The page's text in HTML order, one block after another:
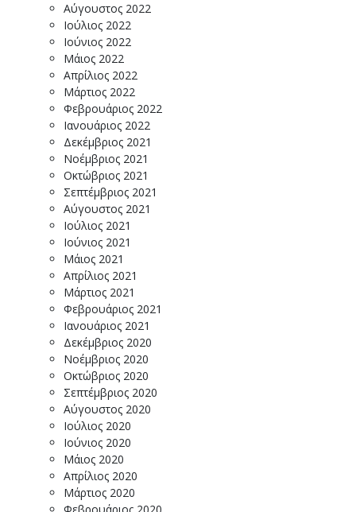
Αύγουστος 2022
Ιούλιος 2022
Ιούνιος 2022
Μάιος 2022
Απρίλιος 2022
Μάρτιος 2022
Φεβρουάριος 2022
Ιανουάριος 2022
Δεκέμβριος 2021
Νοέμβριος 2021
Οκτώβριος 2021
Σεπτέμβριος 2021
Αύγουστος 2021
Ιούλιος 2021
Ιούνιος 2021
Μάιος 2021
Απρίλιος 2021
Μάρτιος 2021
Φεβρουάριος 2021
Ιανουάριος 2021
Δεκέμβριος 2020
Νοέμβριος 2020
Οκτώβριος 2020
Σεπτέμβριος 2020
Αύγουστος 2020
Ιούλιος 2020
Ιούνιος 2020
Μάιος 2020
Απρίλιος 2020
Μάρτιος 2020